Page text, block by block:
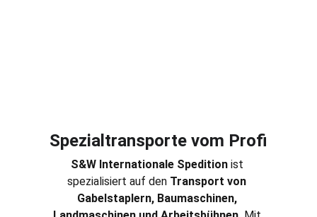
Spezialtransporte vom Profi
S&W Internationale Spedition ist
spezialisiert auf den Transport von
Gabelstaplern, Baumaschinen,